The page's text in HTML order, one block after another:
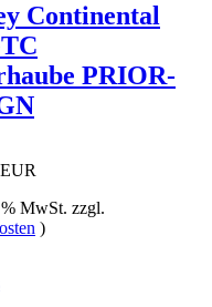
Continental
PRIOR-
MwSt. zzgl.
)